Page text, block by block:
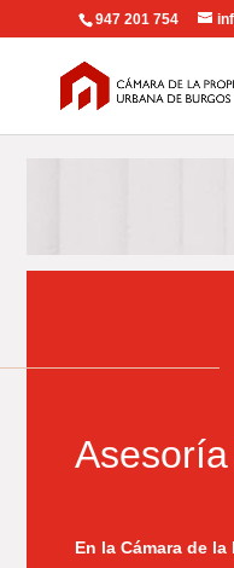
947 201 754
En la Cámara de